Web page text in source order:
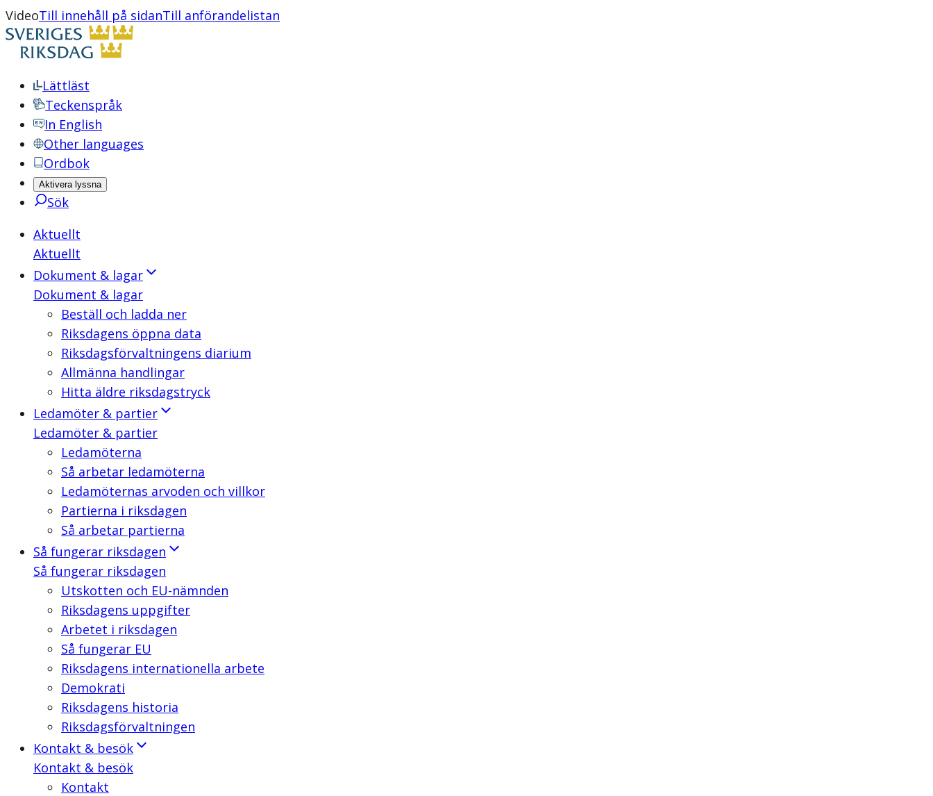
VideoTill innehåll på sidanTill anförandelistan
Lättläst
Teckenspråk
In English
Other languages
Ordbok
Aktivera lyssna
Sök
Aktuellt
Aktuellt
Dokument & lagar
Dokument & lagar
Beställ och ladda ner
Riksdagens öppna data
Riksdagsförvaltningens diarium
Allmänna handlingar
Hitta äldre riksdagstryck
Ledamöter & partier
Ledamöter & partier
Ledamöterna
Så arbetar ledamöterna
Ledamöternas arvoden och villkor
Partierna i riksdagen
Så arbetar partierna
Så fungerar riksdagen
Så fungerar riksdagen
Utskotten och EU-nämnden
Riksdagens uppgifter
Arbetet i riksdagen
Så fungerar EU
Riksdagens internationella arbete
Demokrati
Riksdagens historia
Riksdagsförvaltningen
Kontakt & besök
Kontakt & besök
Kontakt